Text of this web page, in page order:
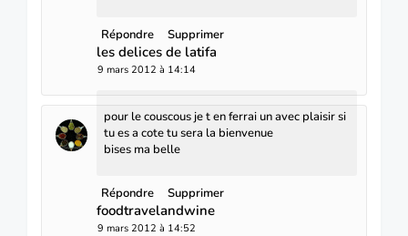
Répondre Supprimer
les delices de latifa
9 mars 2012 à 14:14
pour le couscous je t en ferrai un avec plaisir si
tu es a cote tu sera la bienvenue
bises ma belle
Répondre Supprimer
foodtravelandwine
9 mars 2012 à 14:52